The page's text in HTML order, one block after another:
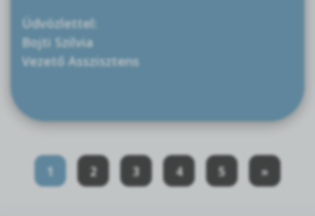
Üdvözlettel:
Bojti Szilvia
Vezető Asszisztens
1 2 3 4 5 »